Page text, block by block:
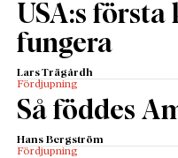
USA:s
fungera
Lars Trägårdh
Fördjupning
Så föddes
Hans Bergström
Fördjupning